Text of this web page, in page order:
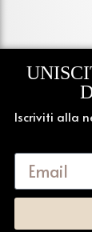
Iscriviti alla